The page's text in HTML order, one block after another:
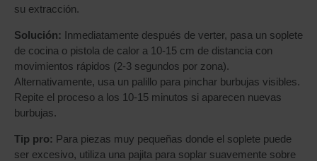
su extracción.
Solución: Inmediatamente después de verter, pasa un soplete
de cocina o pistola de calor a 10-15 cm de distancia con
movimientos rápidos (2-3 segundos por zona).
Alternativamente, usa un palillo para pinchar burbujas visibles.
Repite el proceso a los 10-15 minutos si aparecen nuevas
burbujas.
Tip pro: Para piezas muy pequeñas donde el soplete puede
ser excesivo, utiliza una pajita para soplar suavemente sobre